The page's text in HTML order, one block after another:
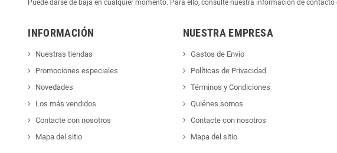
Puede darse de baja en cualquier momento. Para ello, consulte nuestra información de contacto
INFORMACIÓN
Nuestras tiendas
Promociones especiales
Novedades
Los más vendidos
Contacte con nosotros
Mapa del sitio
NUESTRA EMPRESA
Gastos de Envío
Políticas de Privacidad
Términos y Condiciones
Quiénes somos
Contacte con nosotros
Mapa del sitio